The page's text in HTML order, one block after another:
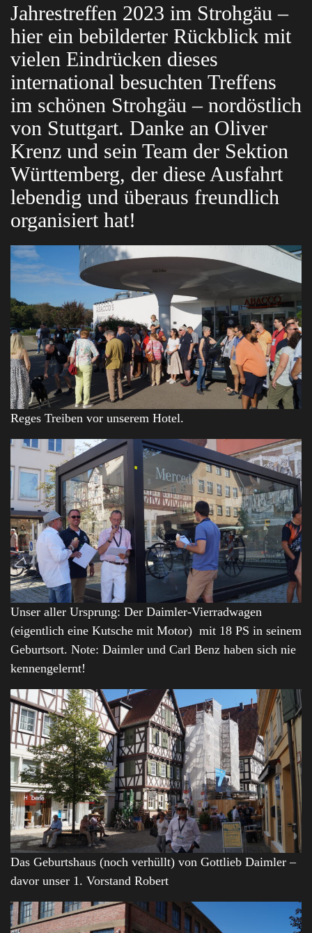
Jahrestreffen 2023 im Strohgäu –
hier ein bebilderter Rückblick mit
vielen Eindrücken dieses
international besuchten Treffens
im schönen Strohgäu – nordöstlich
von Stuttgart. Danke an Oliver
Krenz und sein Team der Sektion
Württemberg, der diese Ausfahrt
lebendig und überaus freundlich
organisiert hat!
Reges Treiben vor unserem Hotel.
Unser aller Ursprung: Der Daimler-Vierradwagen
(eigentlich eine Kutsche mit Motor) mit 18 PS in seinem
Geburtsort. Note: Daimler und Carl Benz haben sich nie
kennengelernt!
Das Geburtshaus (noch verhüllt) von Gottlieb Daimler –
davor unser 1. Vorstand Robert